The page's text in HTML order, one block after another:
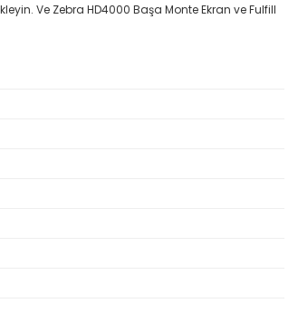
Ve Zebra HD4000 Başa Monte Ekran ve Fulfill